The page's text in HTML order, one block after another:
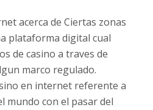
acerca de Ciertas zonas
plataforma digital cual
de casino a traves de
marco regulado.
en internet referente a
mundo con el pasar del